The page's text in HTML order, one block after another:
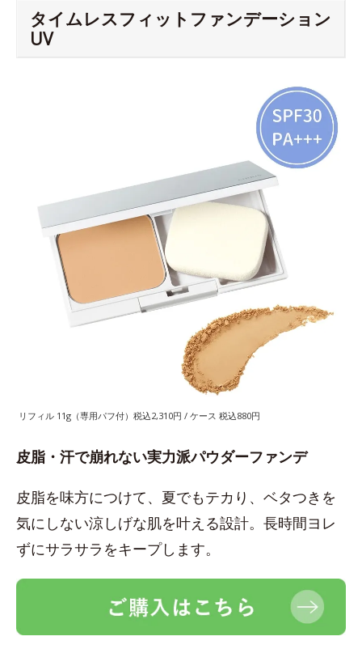
タイムレスフィットファンデーション
UV
リフィル 11g（専用パフ付）税込2,310円 / ケース 税込880円
皮脂・汗で崩れない実力派パウダーファンデ
皮脂を味方につけて、夏でもテカり、ベタつきを
気にしない涼しげな肌を叶える設計。長時間ヨレ
ずにサラサラをキープします。